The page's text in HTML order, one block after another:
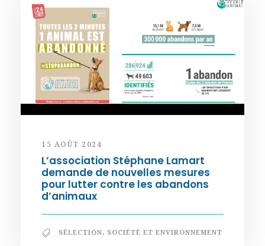
15 AOÛT 2024
L’association Stéphane Lamart
demande de nouvelles mesures
pour lutter contre les abandons
d’animaux
SÉLECTION, SOCIÉTÉ ET ENVIRONNEMENT